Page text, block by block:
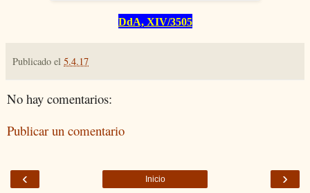
DdA, XIV/3505
Publicado el 5.4.17
No hay comentarios:
Publicar un comentario
‹ ›
Inicio